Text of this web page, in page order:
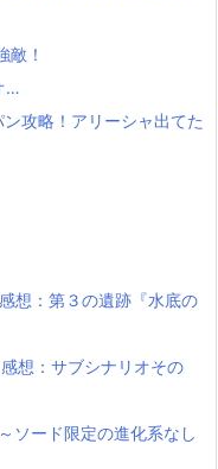
敵！
…
攻略！アリーシャ出てた
想：第３の遺跡『水底の
想：サブシナリオその
ソード限定の進化系なし